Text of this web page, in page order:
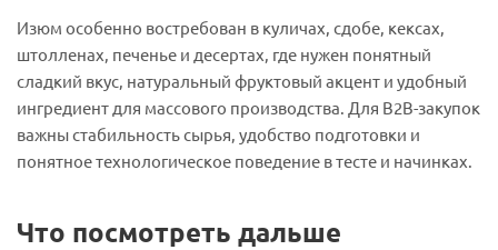
Изюм особенно востребован в куличах, сдобе, кексах,
штолленах, печенье и десертах, где нужен понятный
сладкий вкус, натуральный фруктовый акцент и удобный
ингредиент для массового производства. Для B2B-закупок
важны стабильность сырья, удобство подготовки и
понятное технологическое поведение в тесте и начинках.
Что посмотреть дальше